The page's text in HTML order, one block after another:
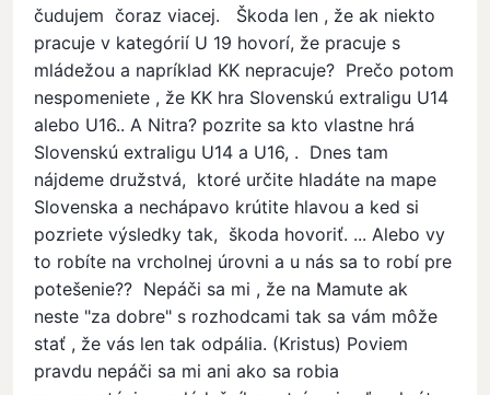
čudujem čoraz viacej. Škoda len , že ak niekto
pracuje v kategórií U 19 hovorí, že pracuje s
mládežou a napríklad KK nepracuje? Prečo potom
nespomeniete , že KK hra Slovenskú extraligu U14
alebo U16.. A Nitra? pozrite sa kto vlastne hrá
Slovenskú extraligu U14 a U16, . Dnes tam
nájdeme družstvá, ktoré určite hladáte na mape
Slovenska a nechápavo krútite hlavou a ked si
pozriete výsledky tak, škoda hovoriť. ... Alebo vy
to robíte na vrcholnej úrovni a u nás sa to robí pre
potešenie?? Nepáči sa mi , že na Mamute ak
neste "za dobre" s rozhodcami tak sa vám môže
stať , že vás len tak odpália. (Kristus) Poviem
pravdu nepáči sa mi ani ako sa robia